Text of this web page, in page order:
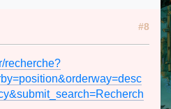
#8
recherche?